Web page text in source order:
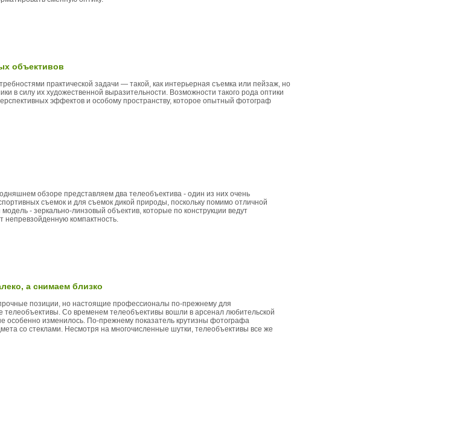
объективов
практической задачи — такой, как интерьерная съемка или пейзаж, но
в силу их художественной выразительности. Возможности такого рода оптики
эффектов и особому пространству, которое опытный фотограф
обзоре представляем два телеобъектива - один из них очень
съемок и для съемок дикой природы, поскольку помимо отличной
- зеркально-линзовый объектив, которые по конструкции ведут
непревзойденную компактность.
а снимаем близко
позиции, но настоящие профессионалы по-прежнему для
Со временем телеобъективы вошли в арсенал любительской
особенно изменилось. По-прежнему показатель крутизны фотографа
со стеклами. Несмотря на многочисленные шутки, телеобъективы все же